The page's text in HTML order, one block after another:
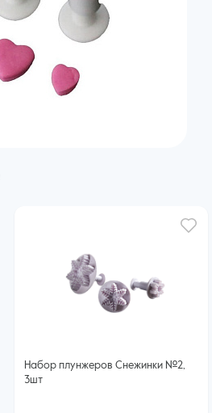
Набор плунжеров Снежинки №2,
3шт